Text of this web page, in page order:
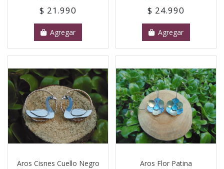
$ 21.990
Agregar
$ 24.990
Agregar
Aros Cisnes Cuello Negro Aros Flor Patina